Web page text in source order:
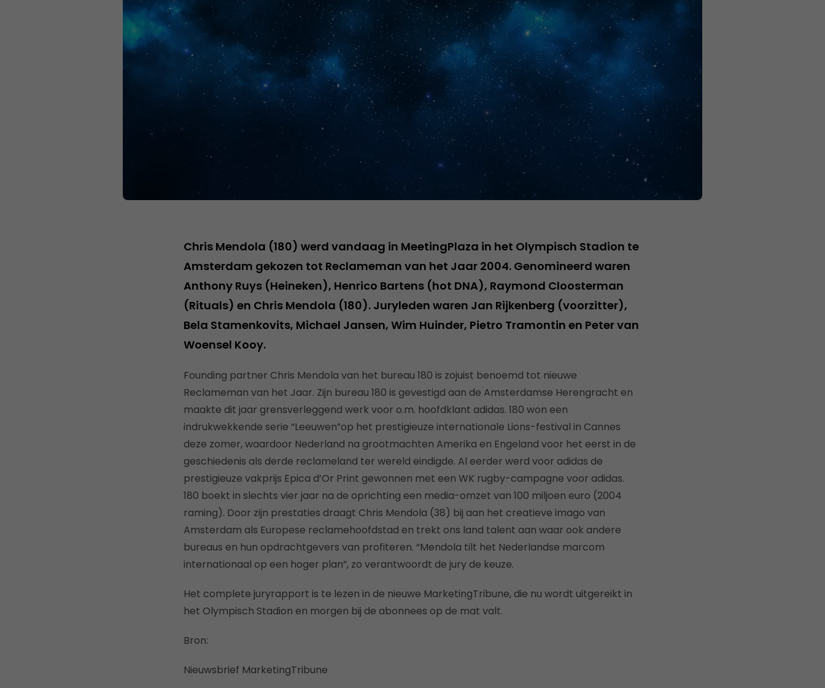
Chris Mendola (180) werd vandaag in MeetingPlaza in het Olympisch Stadion te
Amsterdam gekozen tot Reclameman van het Jaar 2004. Genomineerd waren
Anthony Ruys (Heineken), Henrico Bartens (hot DNA), Raymond Cloosterman
(Rituals) en Chris Mendola (180). Juryleden waren Jan Rijkenberg (voorzitter),
Bela Stamenkovits, Michael Jansen, Wim Huinder, Pietro Tramontin en Peter van
Woensel Kooy.
Founding partner Chris Mendola van het bureau 180 is zojuist benoemd tot nieuwe
Reclameman van het Jaar. Zijn bureau 180 is gevestigd aan de Amsterdamse Herengracht en
maakte dit jaar grensverleggend werk voor o.m. hoofdklant adidas. 180 won een
indrukwekkende serie “Leeuwen”op het prestigieuze internationale Lions-festival in Cannes
deze zomer, waardoor Nederland na grootmachten Amerika en Engeland voor het eerst in de
geschiedenis als derde reclameland ter wereld eindigde. Al eerder werd voor adidas de
prestigieuze vakprijs Epica d’Or Print gewonnen met een WK rugby-campagne voor adidas.
180 boekt in slechts vier jaar na de oprichting een media-omzet van 100 miljoen euro (2004
raming). Door zijn prestaties draagt Chris Mendola (38) bij aan het creatieve imago van
Amsterdam als Europese reclamehoofdstad en trekt ons land talent aan waar ook andere
bureaus en hun opdrachtgevers van profiteren. “Mendola tilt het Nederlandse marcom
internationaal op een hoger plan”, zo verantwoordt de jury de keuze.
Het complete juryrapport is te lezen in de nieuwe MarketingTribune, die nu wordt uitgereikt in
het Olympisch Stadion en morgen bij de abonnees op de mat valt.
Bron:
Nieuwsbrief MarketingTribune